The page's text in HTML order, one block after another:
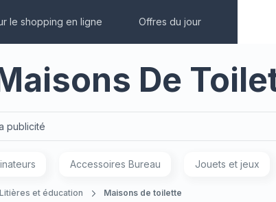
le shopping en ligne Offres du jour
De
publicité
Accessoires Bureau Jouets et jeux
Litières et éducation Maisons de toilette